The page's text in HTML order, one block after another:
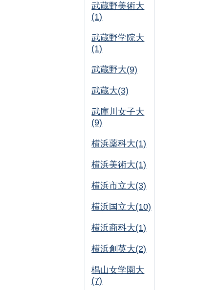
武蔵野美術大
(1)
武蔵野学院大
(1)
武蔵野大(9)
武蔵大(3)
武庫川女子大
(9)
横浜薬科大(1)
横浜美術大(1)
横浜市立大(3)
横浜国立大(10)
横浜商科大(1)
横浜創英大(2)
椙山女学園大
(7)